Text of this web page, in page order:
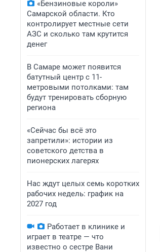
«Бензиновые короли»
Самарской области. Кто
контролирует местные сети
АЗС и сколько там крутится
денег
В Самаре может появится
батутный центр с 11-
метровыми потолками: там
будут тренировать сборную
региона
«Сейчас бы всё это
запретили»: истории из
советского детства в
пионерских лагерях
Нас ждут целых семь коротких
рабочих недель: график на
2027 год
Работает в клинике и
играет в театре — что
известно о сестре Вани